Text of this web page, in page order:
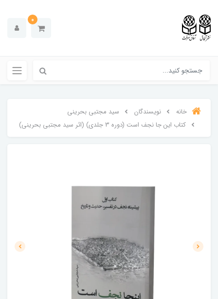
0
خانه نویسندگان
سید مجتبی بحرینی
کتاب این جا نجف است (دوره 3 جلدی) (اثر سید مجتبی بحرینی)